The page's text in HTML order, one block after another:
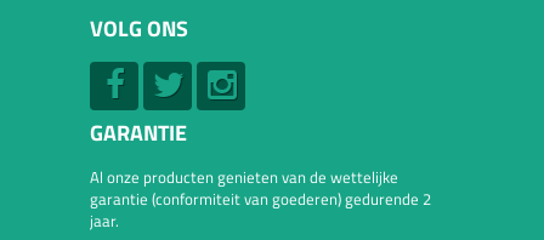
VOLG ONS
GARANTIE
Al onze producten genieten van de wettelijke
garantie (conformiteit van goederen) gedurende 2
jaar.